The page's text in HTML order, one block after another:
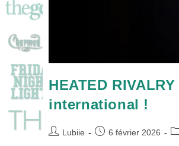
HEATED
international !
Auteur/autrice
Lubiie
Publication
6 février 2026